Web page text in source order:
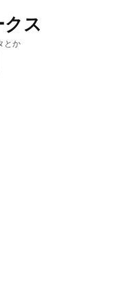
ス
とか